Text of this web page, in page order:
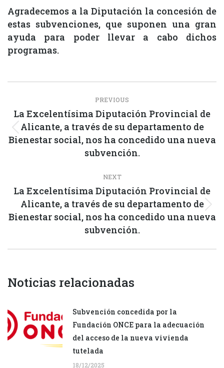
Agradecemos a la Diputación la concesión de
estas subvenciones, que suponen una gran
ayuda para poder llevar a cabo dichos
programas.
navigation
PREVIOUS
Previous
post:
La Excelentísima Diputación Provincial de
Alicante, a través de su departamento de
Bienestar social, nos ha concedido una nueva
subvención.
NEXT
Next
post:
La Excelentísima Diputación Provincial de
Alicante, a través de su departamento de
Bienestar social, nos ha concedido una nueva
subvención.
Noticias relacionadas
Subvención concedida por la
Fundación ONCE para la adecuación
del acceso de la nueva vivienda
tutelada
18/12/2025